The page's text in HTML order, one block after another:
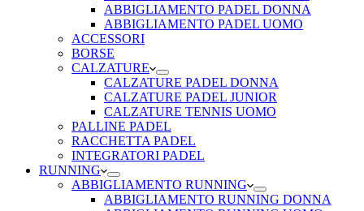
ABBIGLIAMENTO PADEL DONNA
ABBIGLIAMENTO PADEL UOMO
ACCESSORI
BORSE
CALZATURE
CALZATURE PADEL DONNA
CALZATURE PADEL JUNIOR
CALZATURE TENNIS UOMO
PALLINE PADEL
RACCHETTA PADEL
INTEGRATORI PADEL
RUNNING
ABBIGLIAMENTO RUNNING
ABBIGLIAMENTO RUNNING DONNA